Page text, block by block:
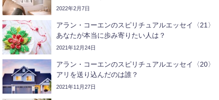
2022年2月7日
アラン・コーエンのスピリチュアルエッセイ〈21〉
あなたが本当に歩み寄りたい人は？
2021年12月24日
アラン・コーエンのスピリチュアルエッセイ〈20〉
アリを送り込んだのは誰？
2021年11月27日